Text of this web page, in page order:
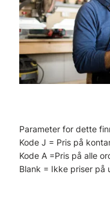
Parameter for dette
Kode J = Pris på
Kode A =Pris på alle
Blank = Ikke priser